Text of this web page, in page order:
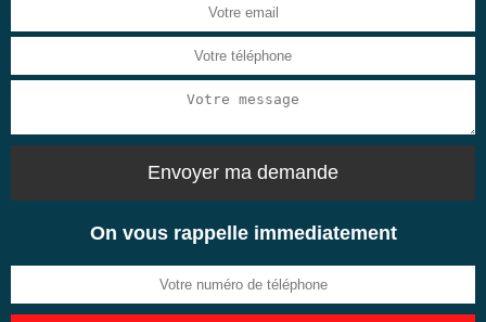
On vous rappelle immediatement